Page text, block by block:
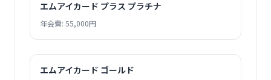
エムアイカード プラス プラチナ
年会費: 55,000円
エムアイカード ゴールド